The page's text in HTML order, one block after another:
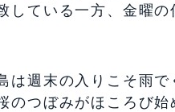
している一方、金曜
は週末の入りこそ雨
のつぼみがほころび